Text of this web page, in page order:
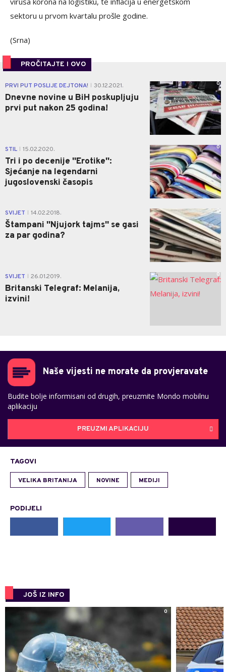
sektoru u prvom kvartalu prošle godine.
(Srna)
PROČITAJTE I OVO
PRVI PUT POSLIJE DEJTONA! 30.12.2021.
Dnevne novine u BiH poskupljuju
prvi put nakon 25 godina!
0
STIL 15.02.2020.
Tri i po decenije ''Erotike'':
Sjećanje na legendarni
jugoslovenski časopis
0
SVIJET 14.02.2018.
Štampani ''Njujork tajms'' se gasi
za par godina?
0
SVIJET 26.01.2019.
Britanski Telegraf: Melanija,
izvini!
0
Naše vijesti ne morate da provjeravate
Budite bolje informisani od drugih, preuzmite Mondo mobilnu
aplikaciju
PREUZMI APLIKACIJU
TAGOVI
VELIKA BRITANIJA NOVINE MEDIJI
PODIJELI
JOŠ IZ INFO
0